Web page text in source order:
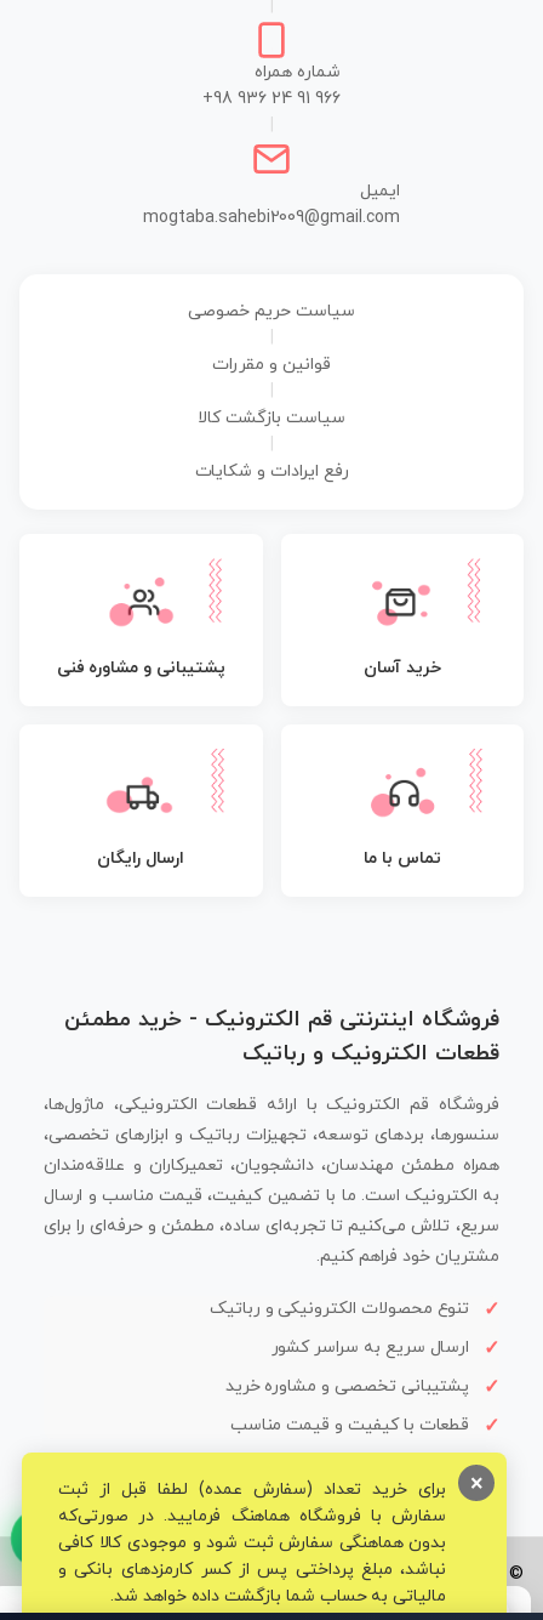
شماره همراه
+98 936 24 91 966
ایمیل
mogtaba.sahebi2009@gmail.com
سیاست حریم خصوصی
قوانین و مقررات
سیاست بازگشت کالا
رفع ایرادات و شکایات
خرید آسان پشتیبانی و مشاوره فنی
تماس با ما ارسال رایگان
فروشگاه اینترنتی قم الکترونیک - خرید مطمئن
قطعات الکترونیک و رباتیک
فروشگاه قم الکترونیک با ارائه قطعات الکترونیکی، ماژول‌ها،
سنسورها، بردهای توسعه، تجهیزات رباتیک و ابزارهای تخصصی،
همراه مطمئن مهندسان، دانشجویان، تعمیرکاران و علاقه‌مندان
به الکترونیک است. ما با تضمین کیفیت، قیمت مناسب و ارسال
سریع، تلاش می‌کنیم تا تجربه‌ای ساده، مطمئن و حرفه‌ای را برای
مشتریان خود فراهم کنیم.
تنوع محصولات الکترونیکی و رباتیک
ارسال سریع به سراسر کشور
پشتیبانی تخصصی و مشاوره خرید
قطعات با کیفیت و قیمت مناسب
© تمامی حقوق برای فروشگاه تخصصی قم الکترونیک محفوظ می‌باشد.
برای خرید تعداد (سفارش عمده) لطفا قبل از ثبت
سفارش با فروشگاه هماهنگ فرمایید. در صورتی‌که
بدون هماهنگی سفارش ثبت شود و موجودی کالا کافی
نباشد، مبلغ پرداختی پس از کسر کارمزدهای بانکی و
مالیاتی به حساب شما بازگشت داده خواهد شد.
×